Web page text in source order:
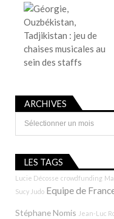
ARCHIVES
Archives
LES TAGS
Lucie Décosse crowdfunding
Sucy Judo Equipe de
Stéphane Nomis Jean-Luc